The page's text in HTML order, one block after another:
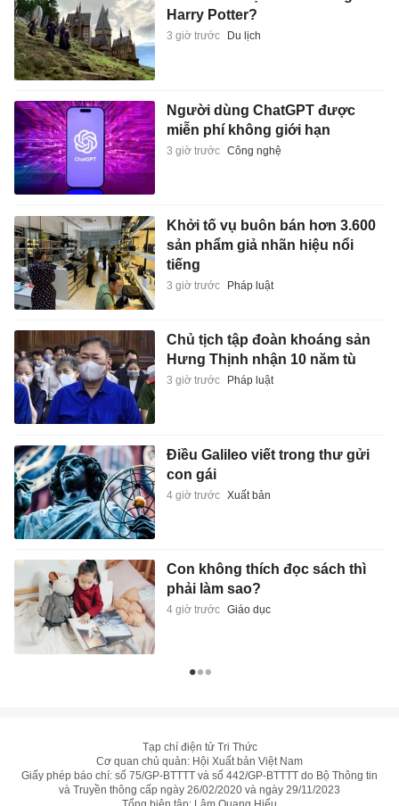
Harry Potter?
3 giờ trước Du lịch
Người dùng ChatGPT được
miễn phí không giới hạn
3 giờ trước Công nghệ
Khởi tố vụ buôn bán hơn 3.600
sản phẩm giả nhãn hiệu nổi
tiếng
3 giờ trước Pháp luật
Chủ tịch tập đoàn khoáng sản
Hưng Thịnh nhận 10 năm tù
3 giờ trước Pháp luật
Điều Galileo viết trong thư gửi
con gái
4 giờ trước Xuất bản
Con không thích đọc sách thì
phải làm sao?
4 giờ trước Giáo dục
Tạp chí điện tử Tri Thức
Cơ quan chủ quản: Hội Xuất bản Việt Nam
Giấy phép báo chí: số 75/GP-BTTTT và số 442/GP-BTTTT do Bộ Thông tin
và Truyền thông cấp ngày 26/02/2020 và ngày 29/11/2023